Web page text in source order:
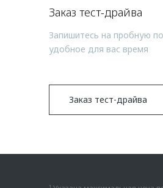
Заказ тест-драйва
Запишитесь на пробную
удобное для вас время
Заказ тест-драйва